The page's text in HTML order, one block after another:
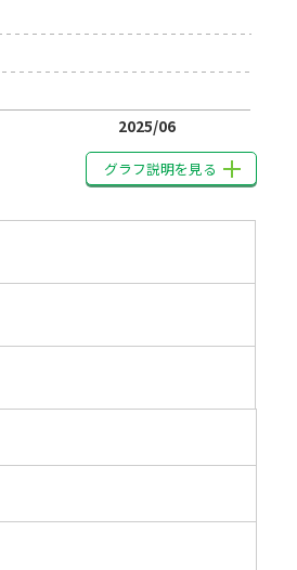
2025/06
グラフ説明を見る